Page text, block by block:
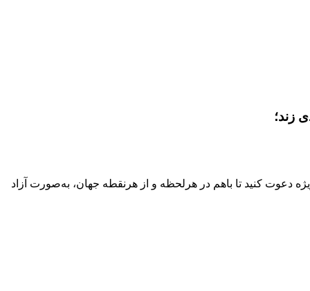
زند؛
دعوت کنید تا باهم در هرلحظه و از هرنقطه جهان، به‌صورت آزاد